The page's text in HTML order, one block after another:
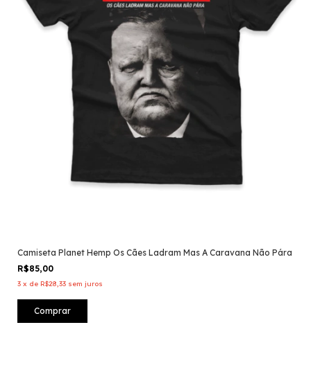
Camiseta Planet Hemp Os Cães Ladram Mas A Caravana Não Pára
R$85,00
3 x de R$28,33 sem juros
Comprar